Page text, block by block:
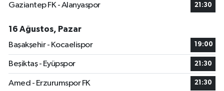
Gaziantep FK - Alanyaspor 21:30
16 Ağustos, Pazar
Başakşehir - Kocaelispor
19:00
Beşiktaş - Eyüpspor 21:30
Amed - Erzurumspor FK 21:30